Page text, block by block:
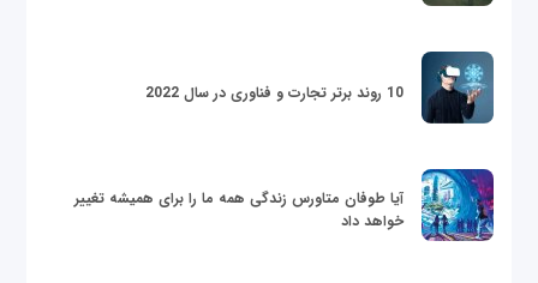
10 روند برتر تجارت و فناوری در سال 2022
آیا طوفان متاورس زندگی همه ما را برای همیشه تغییر
خواهد داد